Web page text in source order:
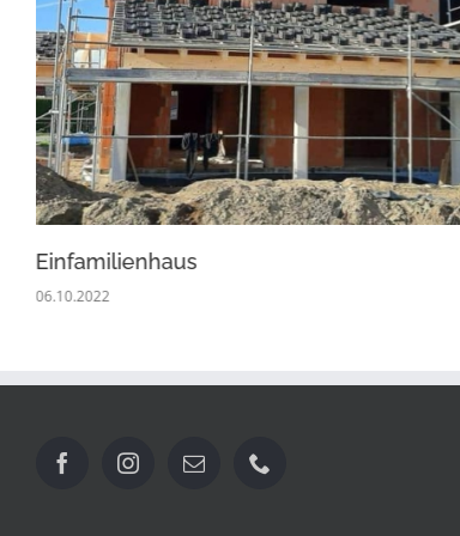
Einfamilienhaus
06.10.2022